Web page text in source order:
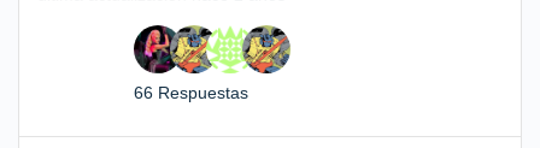
66 Respuestas